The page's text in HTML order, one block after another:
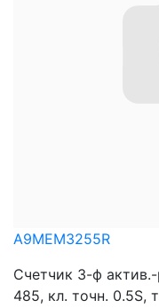
A9MEM3255R
Счетчик 3-ф
485, кл. точн. 0.5S,